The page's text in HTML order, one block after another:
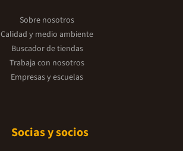
Sobre nosotros
Calidad y medio ambiente
Buscador de tiendas
Trabaja con nosotros
Empresas y escuelas
Socias y socios